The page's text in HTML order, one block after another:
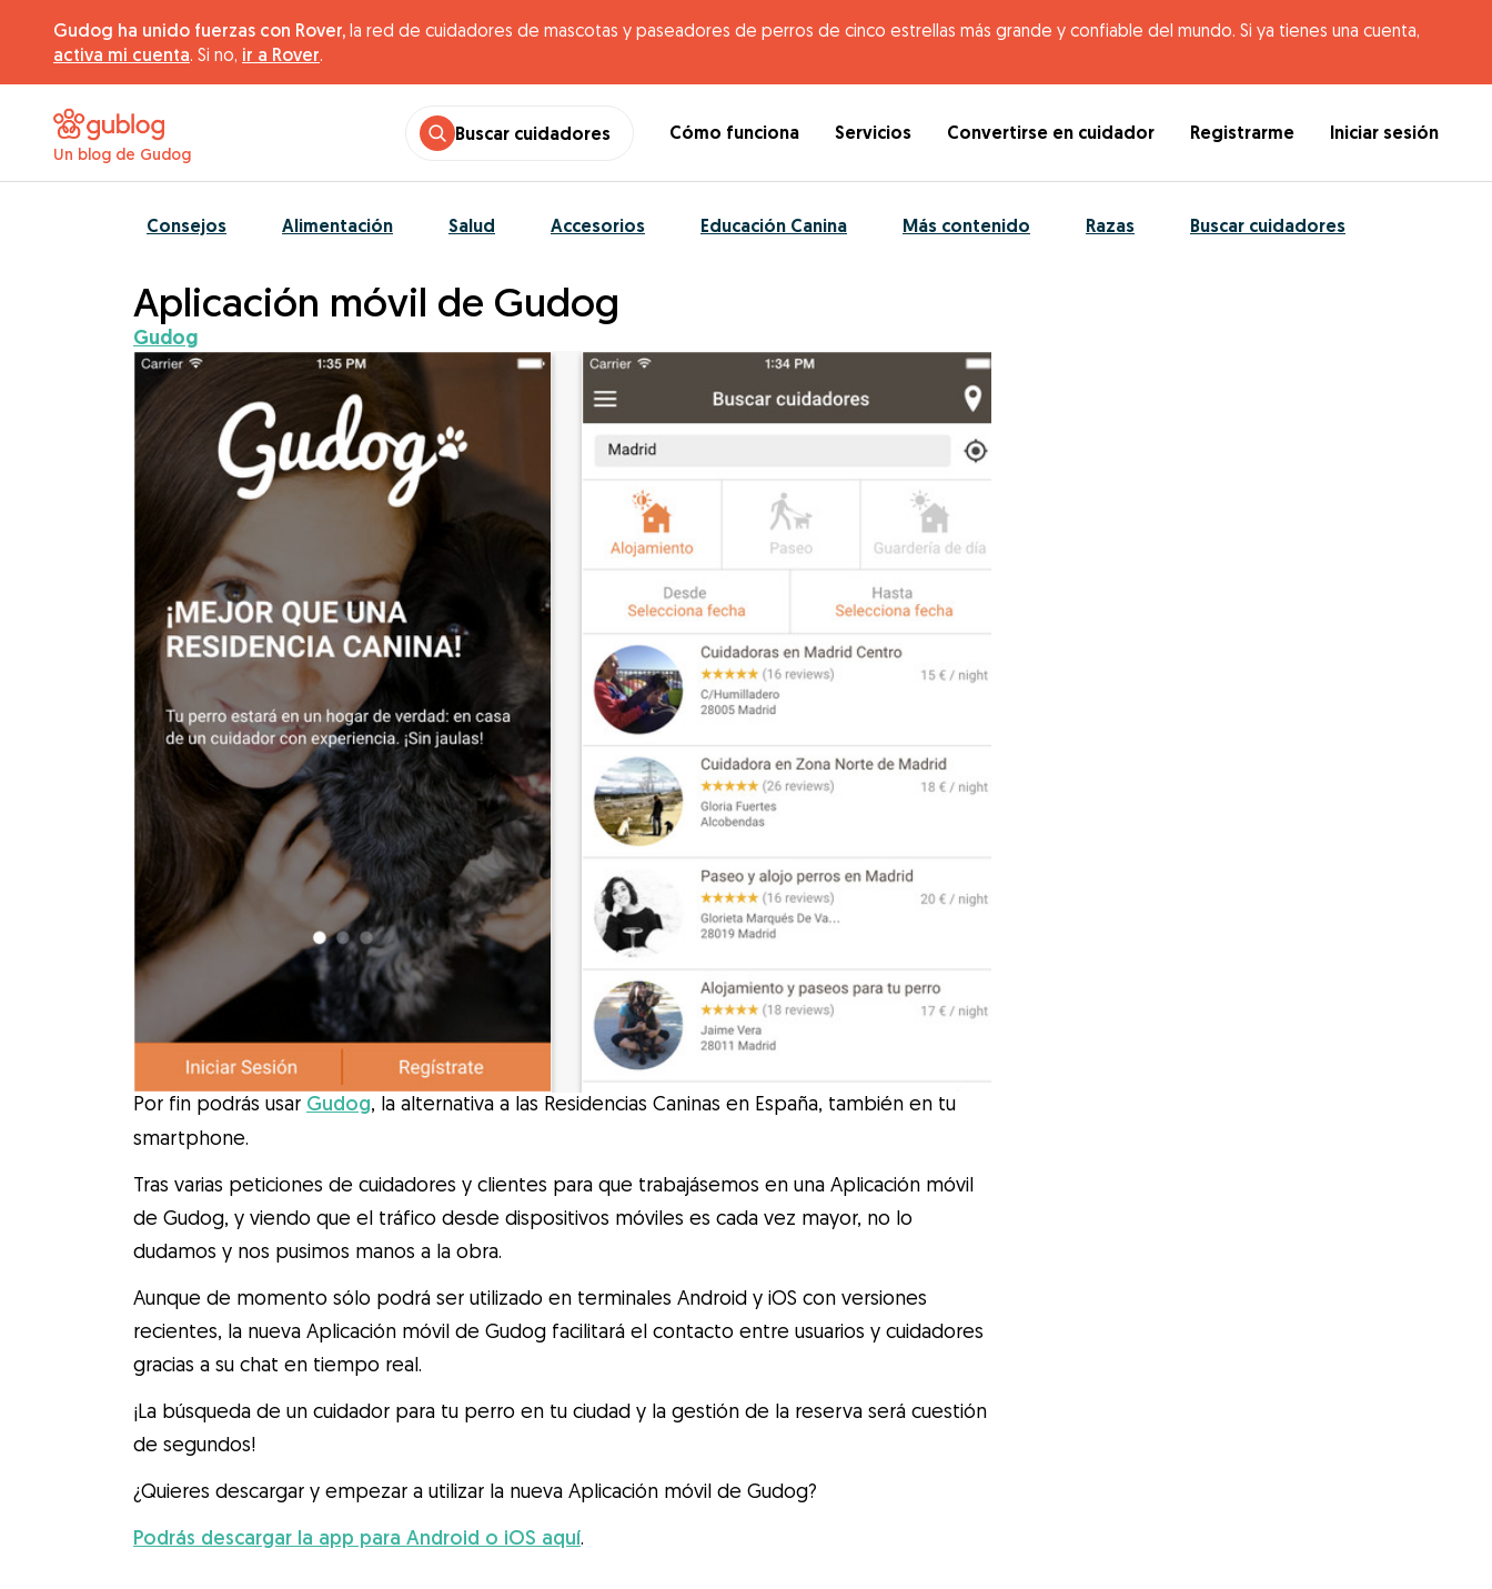
Gudog ha unido fuerzas con Rover, la red de cuidadores de mascotas y paseadores de perros de cinco estrellas más grande y confiable del mundo. Si ya tienes una cuenta,
activa mi cuenta. Si no, ir a Rover.
Un blog de Gudog
Buscar cuidadores Cómo funciona Servicios Convertirse en cuidador Registrarme Iniciar sesión
Consejos Alimentación Salud Accesorios Educación Canina Más contenido Razas Buscar cuidadores
Aplicación móvil de Gudog
Gudog
Por fin podrás usar Gudog, la alternativa a las Residencias Caninas en España, también en tu
smartphone.
Tras varias peticiones de cuidadores y clientes para que trabajásemos en una Aplicación móvil
de Gudog, y viendo que el tráfico desde dispositivos móviles es cada vez mayor, no lo
dudamos y nos pusimos manos a la obra.
Aunque de momento sólo podrá ser utilizado en terminales Android y iOS con versiones
recientes, la nueva Aplicación móvil de Gudog facilitará el contacto entre usuarios y cuidadores
gracias a su chat en tiempo real.
¡La búsqueda de un cuidador para tu perro en tu ciudad y la gestión de la reserva será cuestión
de segundos!
¿Quieres descargar y empezar a utilizar la nueva Aplicación móvil de Gudog?
Podrás descargar la app para Android o iOS aquí.